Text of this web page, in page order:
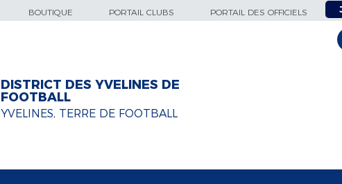
BOUTIQUE PORTAIL CLUBS PORTAIL DES OFFICIELS
DISTRICT DES YVELINES DE
FOOTBALL
YVELINES, TERRE DE FOOTBALL